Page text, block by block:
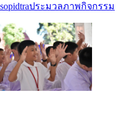
sopidtraประมวลภาพกิจกรรม